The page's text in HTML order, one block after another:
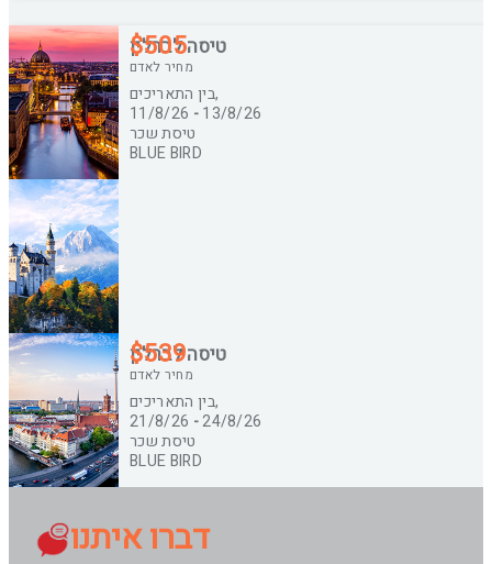
טיסה לברלין
$505
מחיר לאדם
בין התאריכים,
11/8/26 -13/8/26
טיסת שכר
BLUE BIRD
טיסה לברלין
$539
מחיר לאדם
בין התאריכים,
21/8/26 -24/8/26
טיסת שכר
BLUE BIRD
דברו איתנו